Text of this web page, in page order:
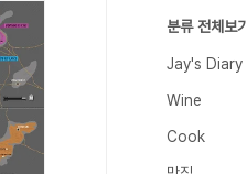
분류 전체보기
Jay's Diary
Wine
Cook